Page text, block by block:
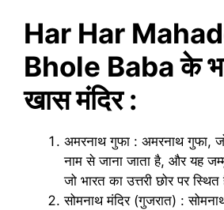
Har Har
Bhole Baba के
खास मंदिर :
अमरनाथ गुफा : अमरनाथ गुफा,
नाम से जाना जाता है, और यह
जो भारत का उत्तरी छोर पर स्थित
सोमनाथ मंदिर (गुजरात) :